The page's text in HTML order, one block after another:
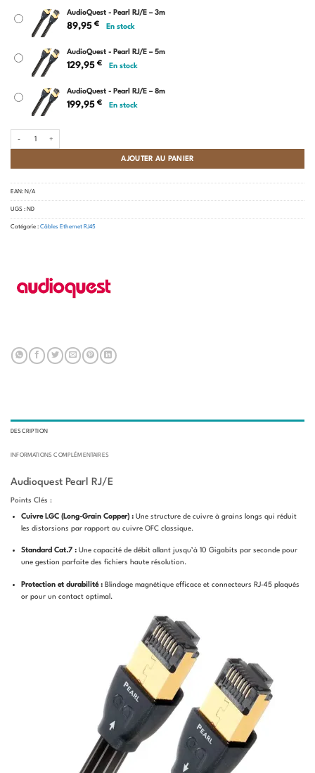
AudioQuest - Pearl RJ/E – 3m
89,95 € En stock
AudioQuest - Pearl RJ/E – 5m
129,95 € En stock
AudioQuest - Pearl RJ/E – 8m
199,95 € En stock
AJOUTER AU PANIER
EAN: N/A
UGS : ND
Catégorie : Câbles Ethernet RJ45
DESCRIPTION
INFORMATIONS COMPLÉMENTAIRES
Audioquest Pearl RJ/E
Points Clés :
Cuivre LGC (Long-Grain Copper) :Une structure de cuivre à grains longs qui réduit
les distorsions par rapport au cuivre OFC classique.
Standard Cat.7 :Une capacité de débit allant jusqu’à 10 Gigabits par seconde pour
une gestion parfaite des fichiers haute résolution.
Protection et durabilité :Blindage magnétique efficace et connecteurs RJ-45 plaqués
or pour un contact optimal.